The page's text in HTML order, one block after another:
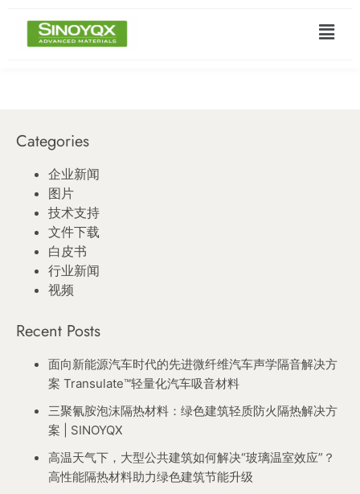
Categories
企业新闻
图片
技术支持
文件下载
白皮书
行业新闻
视频
Recent Posts
面向新能源汽车时代的先进微纤维汽车声学隔音解决方
案 Transulate™轻量化汽车吸音材料
三聚氰胺泡沫隔热材料：绿色建筑轻质防火隔热解决方
案 | SINOYQX
高温天气下，大型公共建筑如何解决“玻璃温室效应”？
高性能隔热材料助力绿色建筑节能升级